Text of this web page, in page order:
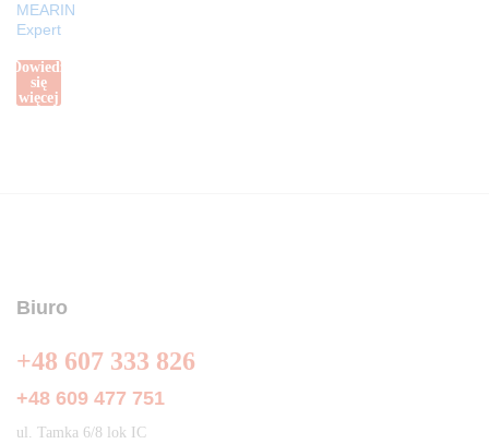
MEARIN
Expert
Dowiedz
się
więcej
Biuro
+48 607 333 826
+48 609 477 751
ul. Tamka 6/8 lok IC